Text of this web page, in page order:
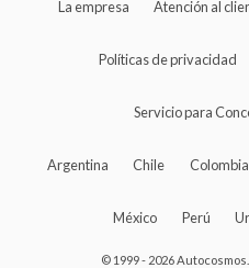
La empresa Atención al
Políticas de privacidad
Servicio para
Argentina Chile Colombia
México Perú
© 1999 - 2026